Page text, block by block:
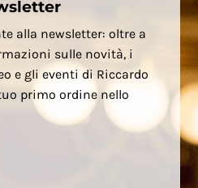
alla newsletter: oltre a
sulle novità, i
e gli eventi di Riccardo
primo ordine nello